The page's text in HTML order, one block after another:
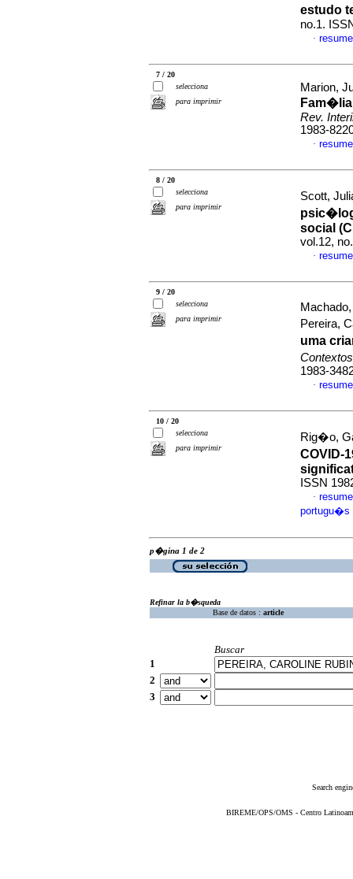
estudo
no.1.
·
7 / 20
selecciona
para imprimir
Marion,
Rev.
1983-
·
8 / 20
selecciona
para imprimir
Scott,
social
vol.12,
·
9 / 20
selecciona
para imprimir
Pereira,
uma
1983-
·
10 / 20
selecciona
para imprimir
Rig�o,
COVID-
ISSN
·
portugu�s
p�gina 1 de 2
Refinar la b�squeda
Base de datos : article
Buscar
1
2
3
Search
BIREME/OPS/OMS - Centro